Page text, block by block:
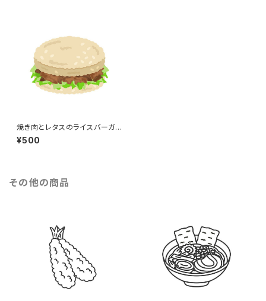
焼き肉とレタスのライスバーガ
ーのイラスト（eps+pngデータ
セット）
¥500
その他の商品